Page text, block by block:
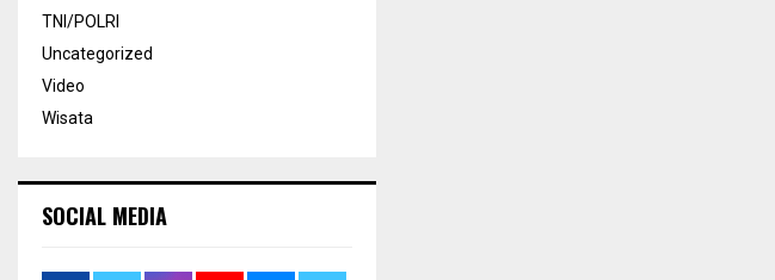
TNI/POLRI
Uncategorized
Video
Wisata
SOCIAL MEDIA